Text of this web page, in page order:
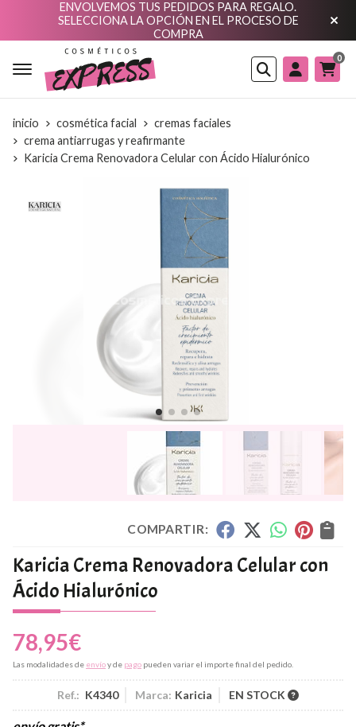
ENVOLVEMOS TUS PEDIDOS PARA REGALO.
SELECCIONA LA OPCIÓN EN EL PROCESO DE
COMPRA
Buscar
0
inicio cosmética facial
cremas faciales
crema antiarrugas y reafirmante
Karicia Crema Renovadora Celular con Ácido Hialurónico
COMPARTIR:
Karicia Crema Renovadora Celular con
Ácido Hialurónico
78,95€
Las modalidades de envíoy de pago pueden variar el importe final del pedido.
Ref.: K4340 Marca: Karicia EN STOCK